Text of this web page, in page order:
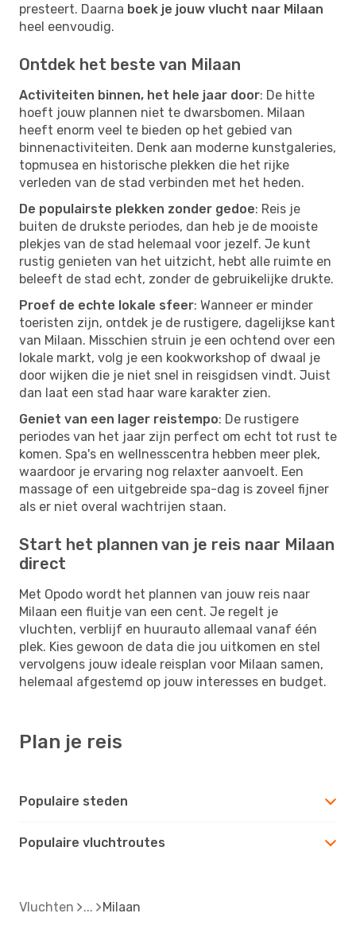
presteert. Daarna boek je jouw vlucht naar Milaan
heel eenvoudig.
Ontdek het beste van Milaan
Activiteiten binnen, het hele jaar door: De hitte
hoeft jouw plannen niet te dwarsbomen. Milaan
heeft enorm veel te bieden op het gebied van
binnenactiviteiten. Denk aan moderne kunstgaleries,
topmusea en historische plekken die het rijke
verleden van de stad verbinden met het heden.
De populairste plekken zonder gedoe: Reis je
buiten de drukste periodes, dan heb je de mooiste
plekjes van de stad helemaal voor jezelf. Je kunt
rustig genieten van het uitzicht, hebt alle ruimte en
beleeft de stad echt, zonder de gebruikelijke drukte.
Proef de echte lokale sfeer: Wanneer er minder
toeristen zijn, ontdek je de rustigere, dagelijkse kant
van Milaan. Misschien struin je een ochtend over een
lokale markt, volg je een kookworkshop of dwaal je
door wijken die je niet snel in reisgidsen vindt. Juist
dan laat een stad haar ware karakter zien.
Geniet van een lager reistempo: De rustigere
periodes van het jaar zijn perfect om echt tot rust te
komen. Spa's en wellnesscentra hebben meer plek,
waardoor je ervaring nog relaxter aanvoelt. Een
massage of een uitgebreide spa-dag is zoveel fijner
als er niet overal wachtrijen staan.
Start het plannen van je reis naar Milaan
direct
Met Opodo wordt het plannen van jouw reis naar
Milaan een fluitje van een cent. Je regelt je
vluchten, verblijf en huurauto allemaal vanaf één
plek. Kies gewoon de data die jou uitkomen en stel
vervolgens jouw ideale reisplan voor Milaan samen,
helemaal afgestemd op jouw interesses en budget.
Plan je reis
Populaire steden
Populaire vluchtroutes
Vluchten Milaan